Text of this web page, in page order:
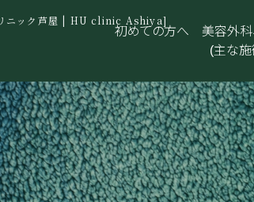
リニック芦屋 | HU clinic Ashiya]
初めての方へ
美容外科
(主な施